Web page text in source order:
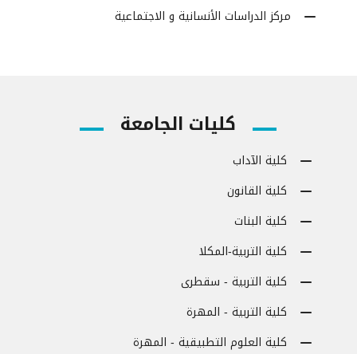
مركز الدراسات الأنسانية و الاجتماعية
كليات الجامعة
كلية الآداب
كلية القانون
كلية البنات
كلية التربية-المكلا
كلية التربية - سقطرى
كلية التربية - المهرة
كلية العلوم التطبيقية - المهرة